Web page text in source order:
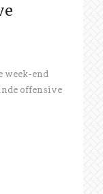
week-end
offensive